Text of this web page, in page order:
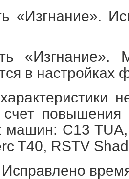
«Изгнание».
«Изгнание».
в настройках
повышения
C13
T40, RSTV
Исправлено